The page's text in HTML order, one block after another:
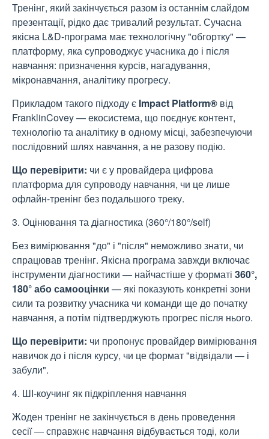
Тренінг, який закінчується разом із останнім слайдом
презентації, рідко дає тривалий результат. Сучасна
якісна L&D-програма має технологічну "обгортку" —
платформу, яка супроводжує учасника до і після
навчання: призначення курсів, нагадування,
мікронавчання, аналітику прогресу.
Прикладом такого підходу є Impact Platform® від
FranklinCovey — екосистема, що поєднує контент,
технологію та аналітику в одному місці, забезпечуючи
послідовний шлях навчання, а не разову подію.
Що перевірити: чи є у провайдера цифрова
платформа для супроводу навчання, чи це лише
офлайн-тренінг без подальшого треку.
3. Оцінювання та діагностика (360°/180°/self)
Без вимірювання "до" і "після" неможливо знати, чи
спрацював тренінг. Якісна програма завжди включає
інструменти діагностики — найчастіше у форматі 360°,
180° або самооцінки — які показують конкретні зони
сили та розвитку учасника чи команди ще до початку
навчання, а потім підтверджують прогрес після нього.
Що перевірити: чи пропонує провайдер вимірювання
навичок до і після курсу, чи це формат "відвідали — і
забули".
4. ШІ-коучинг як підкріплення навчання
Жоден тренінг не закінчується в день проведення
сесії — справжнє навчання відбувається тоді, коли